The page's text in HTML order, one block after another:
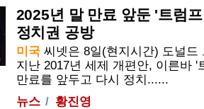
2025년 말 만료 앞둔 '트럼
정치권 공방
미국씨넷은 8일(현지시간) 도널드
지난 2017년 세제 개편안, 이른바 '
만료를 앞두고 다시 정치......
뉴스
황진영